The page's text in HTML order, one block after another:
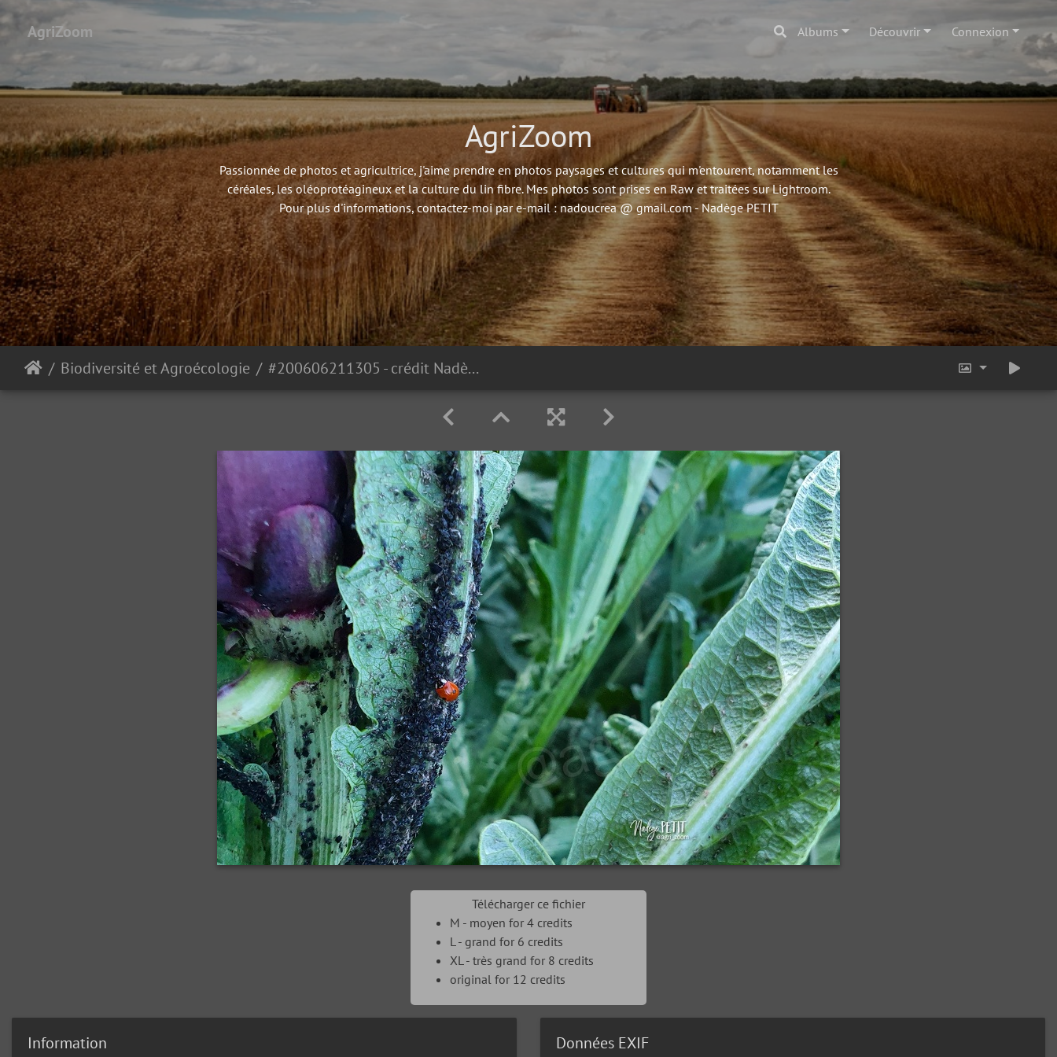
AgriZoom Albums Découvrir Connexion
AgriZoom
Passionnée de photos et agricultrice, j'aime prendre en photos paysages et cultures qui m'entourent, notamment les
céréales, les oléoprotéagineux et la culture du lin fibre. Mes photos sont prises en Raw et traitées sur Lightroom.
Pour plus d'informations, contactez-moi par e-mail : nadoucrea @ gmail.com - Nadège PETIT
Biodiversité et Agroécologie #200606211305 - crédit Nadège PETIT @agri zoom
Télécharger ce fichier
M - moyen for 4 credits
L - grand for 6 credits
XL - très grand for 8 credits
original for 12 credits
Information Données EXIF